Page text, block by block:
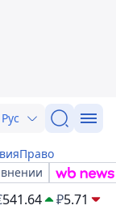
Рус
Право
541.64 ₽5.71